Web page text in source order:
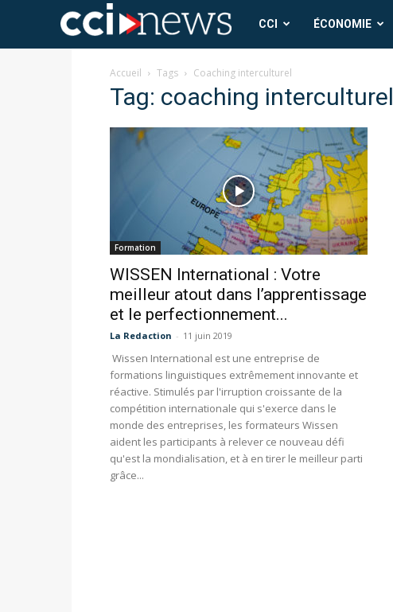
CCI
News
CCI ÉCONOMIE
Accueil Tags Coaching interculturel
Tag: coaching interculturel
Formation
WISSEN International : Votre
meilleur atout dans l’apprentissage
et le perfectionnement...
La Redaction - 11 juin 2019
Wissen International est une entreprise de
formations linguistiques extrêmement innovante et
réactive. Stimulés par l'irruption croissante de la
compétition internationale qui s'exerce dans le
monde des entreprises, les formateurs Wissen
aident les participants à relever ce nouveau défi
qu'est la mondialisation, et à en tirer le meilleur parti
grâce...